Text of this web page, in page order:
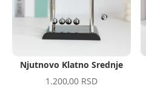
Njutnovo Klatno Srednje
1.200,00 RSD